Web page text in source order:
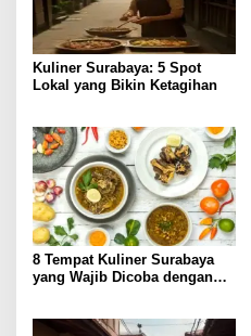
Kuliner Surabaya: 5 Spot
Lokal yang Bikin Ketagihan
8 Tempat Kuliner Surabaya
yang Wajib Dicoba dengan